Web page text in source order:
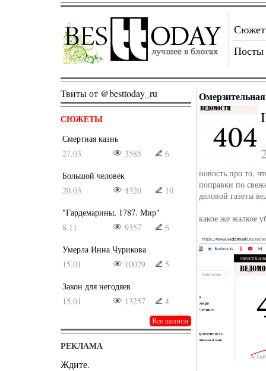
Посты
Твиты от @besttoday_ru
СЮЖЕТЫ
Смертная казнь
27.03
3585
6
Большой человек
20.03
4320
10
"Гардемарины, 1787. Мир"
8.11
9357
6
Умерла Инна Чурикова
15.01
10029
5
Закон для негодяев
15.01
13257 4
РЕКЛАМА
Ждите.
новость про то,
поправки по
деловой газеты
какое же жалкое